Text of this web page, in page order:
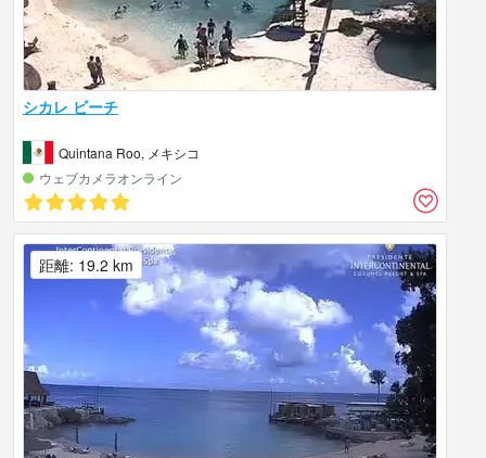
シカレ ビーチ
Quintana Roo, メキシコ
ウェブカメラオンライン
距離: 19.2 km